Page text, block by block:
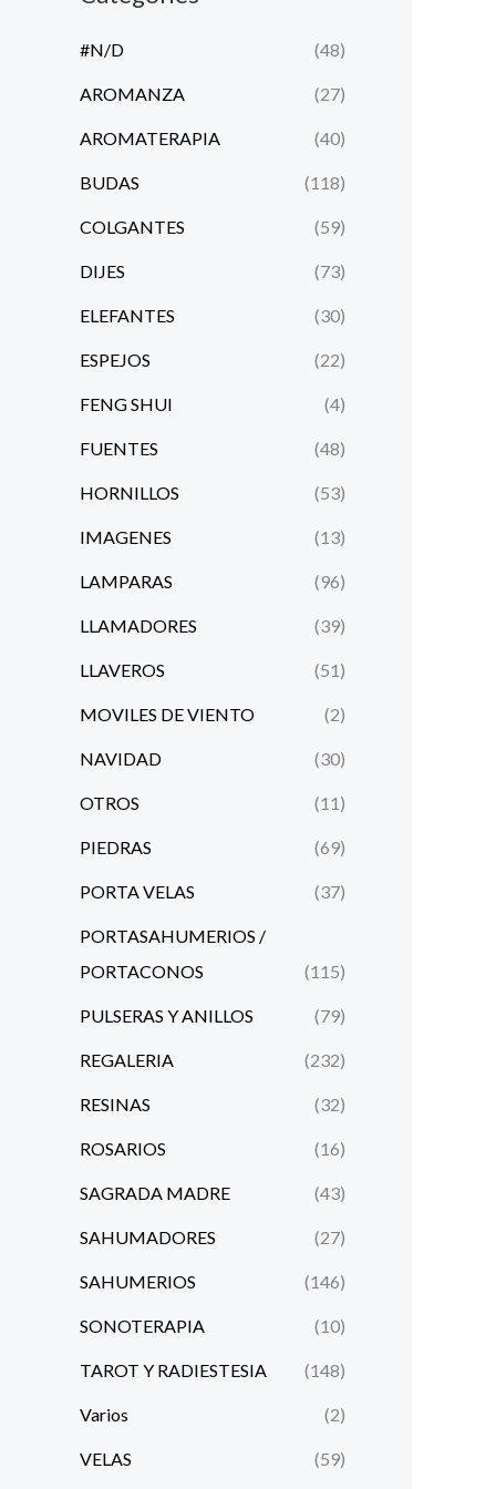
#N/D (48)
AROMANZA (27)
AROMATERAPIA (40)
BUDAS (118)
COLGANTES (59)
DIJES (73)
ELEFANTES (30)
ESPEJOS (22)
FENG SHUI (4)
FUENTES (48)
HORNILLOS (53)
IMAGENES (13)
LAMPARAS (96)
LLAMADORES (39)
LLAVEROS (51)
MOVILES DE VIENTO (2)
NAVIDAD (30)
OTROS (11)
PIEDRAS (69)
PORTA VELAS (37)
PORTASAHUMERIOS /
PORTACONOS
(115)
PULSERAS Y ANILLOS (79)
REGALERIA (232)
RESINAS (32)
ROSARIOS (16)
SAGRADA MADRE (43)
SAHUMADORES (27)
SAHUMERIOS (146)
SONOTERAPIA (10)
TAROT Y RADIESTESIA (148)
Varios (2)
VELAS (59)